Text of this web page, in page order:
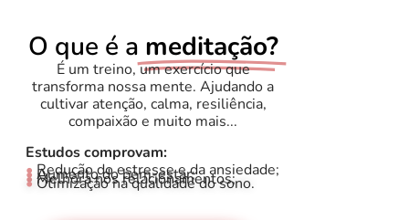
O que é a meditação?
É um treino, um exercício que
transforma nossa mente. Ajudando a
cultivar atenção, calma, resiliência,
compaixão e muito mais...
Estudos comprovam:
• Redução do estresse e da ansiedade;
• Aumento do bem-estar;
• Melhora nos relacionamentos;
• Otimização na qualidade do sono.